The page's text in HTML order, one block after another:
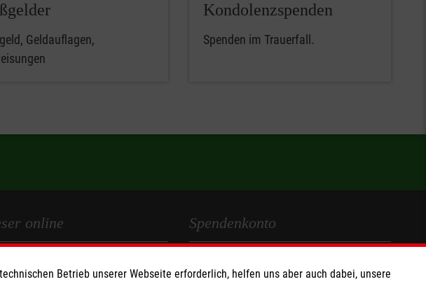
Geldauflagen,
Kondolenzspenden
Spenden im Trauerfall.
online Spendenkonto
Betrieb unserer Webseite erforderlich, helfen uns aber auch dabei, unsere